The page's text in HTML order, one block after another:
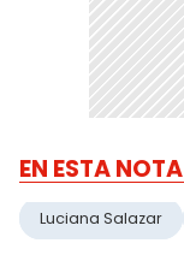
EN ESTA NOTA
Luciana Salazar